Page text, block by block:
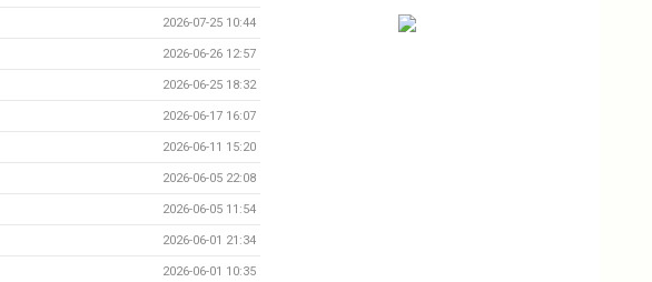
2026-07-25 10:44
2026-06-26 12:57
2026-06-25 18:32
2026-06-17 16:07
2026-06-11 15:20
2026-06-05 22:08
2026-06-05 11:54
2026-06-01 21:34
2026-06-01 10:35